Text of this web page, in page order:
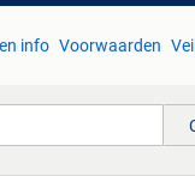
info Voorwaarden